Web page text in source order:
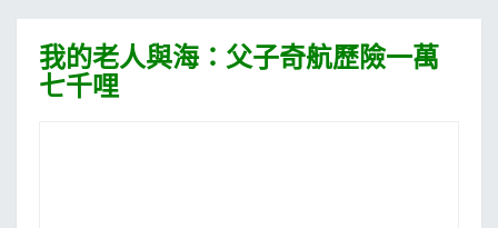
我的老人與海：父子奇航歷險一萬
七千哩